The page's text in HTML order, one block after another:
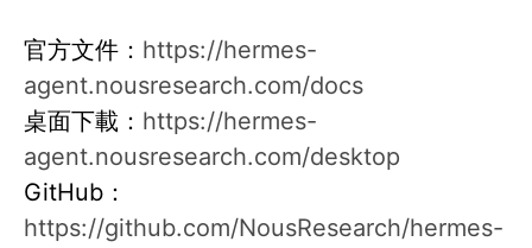
官方文件： https://hermes-
agent.nousresearch.com/docs
桌面下載： https://hermes-
agent.nousresearch.com/desktop
GitHub：
https://github.com/NousResearch/hermes-